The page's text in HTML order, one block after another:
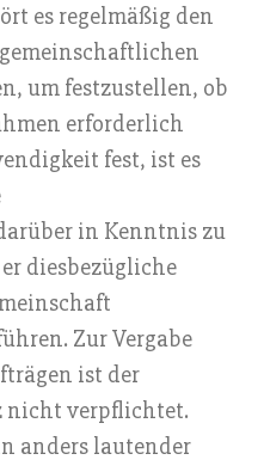
es regelmäßig den
um festzustellen, ob
erforderlich
fest, ist es
in Kenntnis zu
diesbezügliche
Zur Vergabe
ist der
nicht verpflichtet.
anders lautender